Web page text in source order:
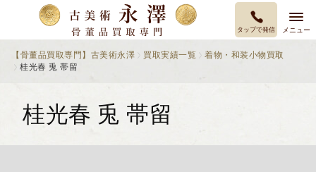
タップで発信 メニュー
【骨董品買取専門】古美術永澤 買取実績一覧
着物・和装小物買取
桂光春 兎 帯留
桂光春 兎 帯留